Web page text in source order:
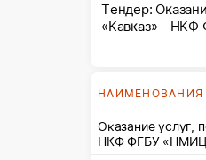
Тендер:
«Кавказ» - НКФ
НАИМЕНОВАНИЯ
Оказание услуг,
НКФ ФГБУ «НМИЦ